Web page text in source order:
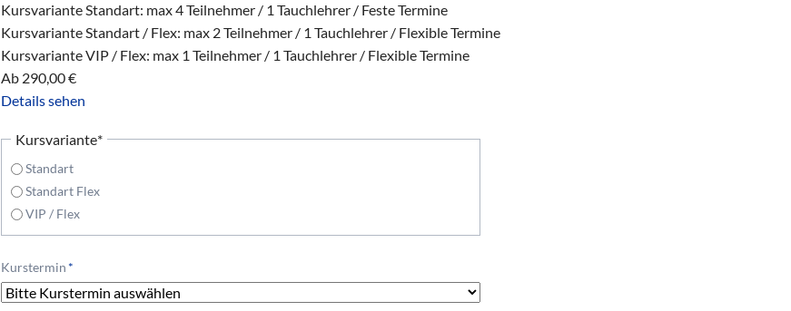
Kursvariante Standart: max 4 Teilnehmer / 1 Tauchlehrer / Feste Termine
Kursvariante Standart / Flex: max 2 Teilnehmer / 1 Tauchlehrer / Flexible Termine
Kursvariante VIP / Flex: max 1 Teilnehmer / 1 Tauchlehrer / Flexible Termine
Ab 290,00€
Details sehen
Pflichtfeld
Kursvariante*
Standart
Standart Flex
VIP / Flex
Pflichtfeld
Kurstermin *